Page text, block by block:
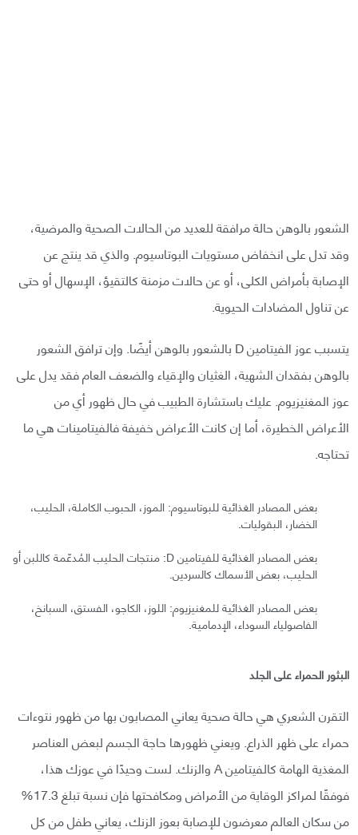
الشعور بالوهن حالة مرافقة للعديد من الحالات الصحية والمرضية،
وقد تدل على انخفاض مستويات البوتاسيوم. والذي قد ينتج عن
الإصابة بأمراض الكلى، أو عن حالات مزمنة كالتقيؤ، الإسهال أو حتى
عن تناول المضادات الحيوية.
يتسبب عوز الفيتامين D بالشعور بالوهن أيضًا. وإن ترافق الشعور
بالوهن بفقدان الشهية، الغثيان والإقياء والضعف العام فقد يدل على
عوز المغنيزيوم. عليك باستشارة الطبيب في حال ظهور أي من
الأعراض الخطيرة، أما إن كانت الأعراض خفيفة فالفيتامينات هي ما
تحتاجه.
بعض المصادر الغذائية للبوتاسيوم: الموز، الحبوب الكاملة، الحليب،
الخضار، البقوليات.
بعض المصادر الغذائية للفيتامين D: منتجات الحليب المُدعّمة كاللبن أو
الحليب، بعض الأسماك كالسردين.
بعض المصادر الغذائية للمغنيزيوم: اللوز، الكاجو، الفستق، السبانخ،
الفاصولياء السوداء، الإدمامية.
البثور الحمراء على الجلد
التقرن الشعري هي حالة صحية يعاني المصابون بها من ظهور نتوءات
حمراء على ظهر الذراع. ويعني ظهورها حاجة الجسم لبعض العناصر
المغذية الهامة كالفيتامين A والزنك. لست وحيدًا في عوزك هذا،
فوفقًا لمراكز الوقاية من الأمراض ومكافحتها فإن نسبة تبلغ 17.3%
من سكان العالم معرضون للإصابة بعوز الزنك، يعاني طفل من كل